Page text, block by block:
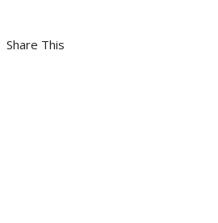
Share This